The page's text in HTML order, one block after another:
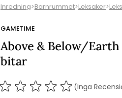
Inredning>Barnrummet>Leksaker>
GAMETIME
Above & Below/Earth
bitar
(Inga